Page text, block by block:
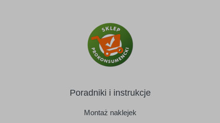
Poradniki i instrukcje
Montaż naklejek